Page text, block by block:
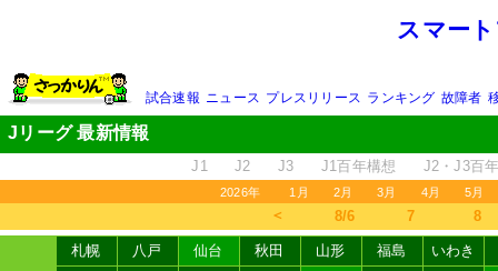
スマー
試合速報 ニュース プレスリリース ランキング 故障者
Jリーグ 最新情報
J1 J2 J3 J1百年構想 J2・J3百
2026年 1月 2月 3月 4月 5月
＜ 8/6 7 8
札幌 八戸 仙台 秋田 山形 福島
いわき